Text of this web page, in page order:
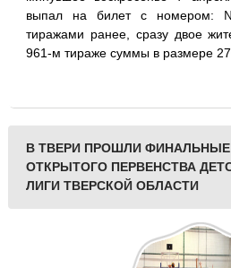
выпал на билет с номером:
тиражами ранее, сразу двое
961-м тираже суммы в размере
В ТВЕРИ ПРОШЛИ
ОТКРЫТОГО ПЕРВЕНСТВА
ЛИГИ ТВЕРСКОЙ ОБЛАСТИ